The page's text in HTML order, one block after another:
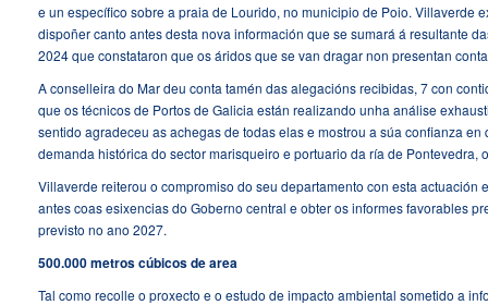
e un específico sobre a praia de Lourido, no municipio de Poio. Villaverde
dispoñer canto antes desta nova información que se sumará á resultante
2024 que constataron que os áridos que se van dragar non presentan
A conselleira do Mar deu conta tamén das alegacións recibidas, 7 con
que os técnicos de Portos de Galicia están realizando unha análise
sentido agradeceu as achegas de todas elas e mostrou a súa confianza
demanda histórica do sector marisqueiro e portuario da ría de
Villaverde reiterou o compromiso do seu departamento con esta
antes coas esixencias do Goberno central e obter os informes favorables
previsto no ano 2027.
500.000 metros cúbicos de area
Tal como recolle o proxecto e o estudo de impacto ambiental sometido a